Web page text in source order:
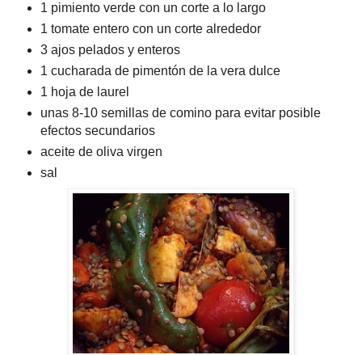
1 pimiento verde con un corte a lo largo
1 tomate entero con un corte alrededor
3 ajos pelados y enteros
1 cucharada de pimentón de la vera dulce
1 hoja de laurel
unas 8-10 semillas de comino para evitar posible
efectos secundarios
aceite de oliva virgen
sal